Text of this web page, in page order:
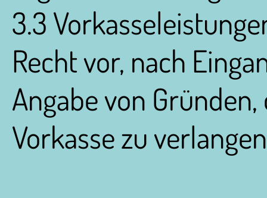
3.3
Recht vor, nach
Angabe von
Vorkasse zu